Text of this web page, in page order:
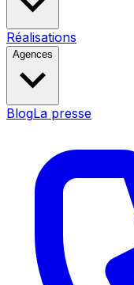
Réalisations
Agences
BlogLa presse